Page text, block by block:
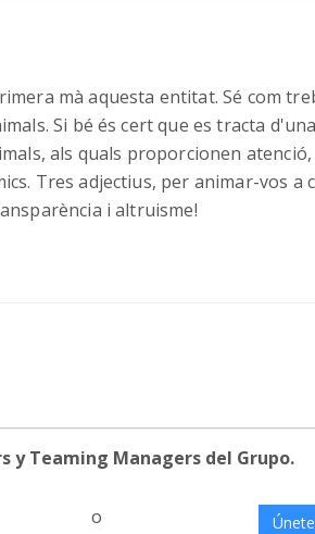
mà aquesta entitat. Sé com
Si bé és cert que es tracta
als quals proporcionen
Tres adjectius, per animar-vos a
i altruisme!
y Teaming Managers del Grupo.
o Únete